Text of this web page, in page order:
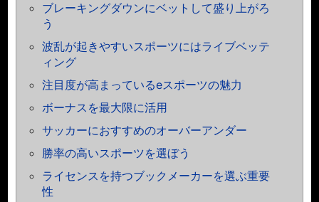
ブレーキングダウンにベットして盛り上がろ
う
波乱が起きやすいスポーツにはライブベッテ
ィング
注目度が高まっているeスポーツの魅力
ボーナスを最大限に活用
サッカーにおすすめのオーバーアンダー
勝率の高いスポーツを選ぼう
ライセンスを持つブックメーカーを選ぶ重要
性